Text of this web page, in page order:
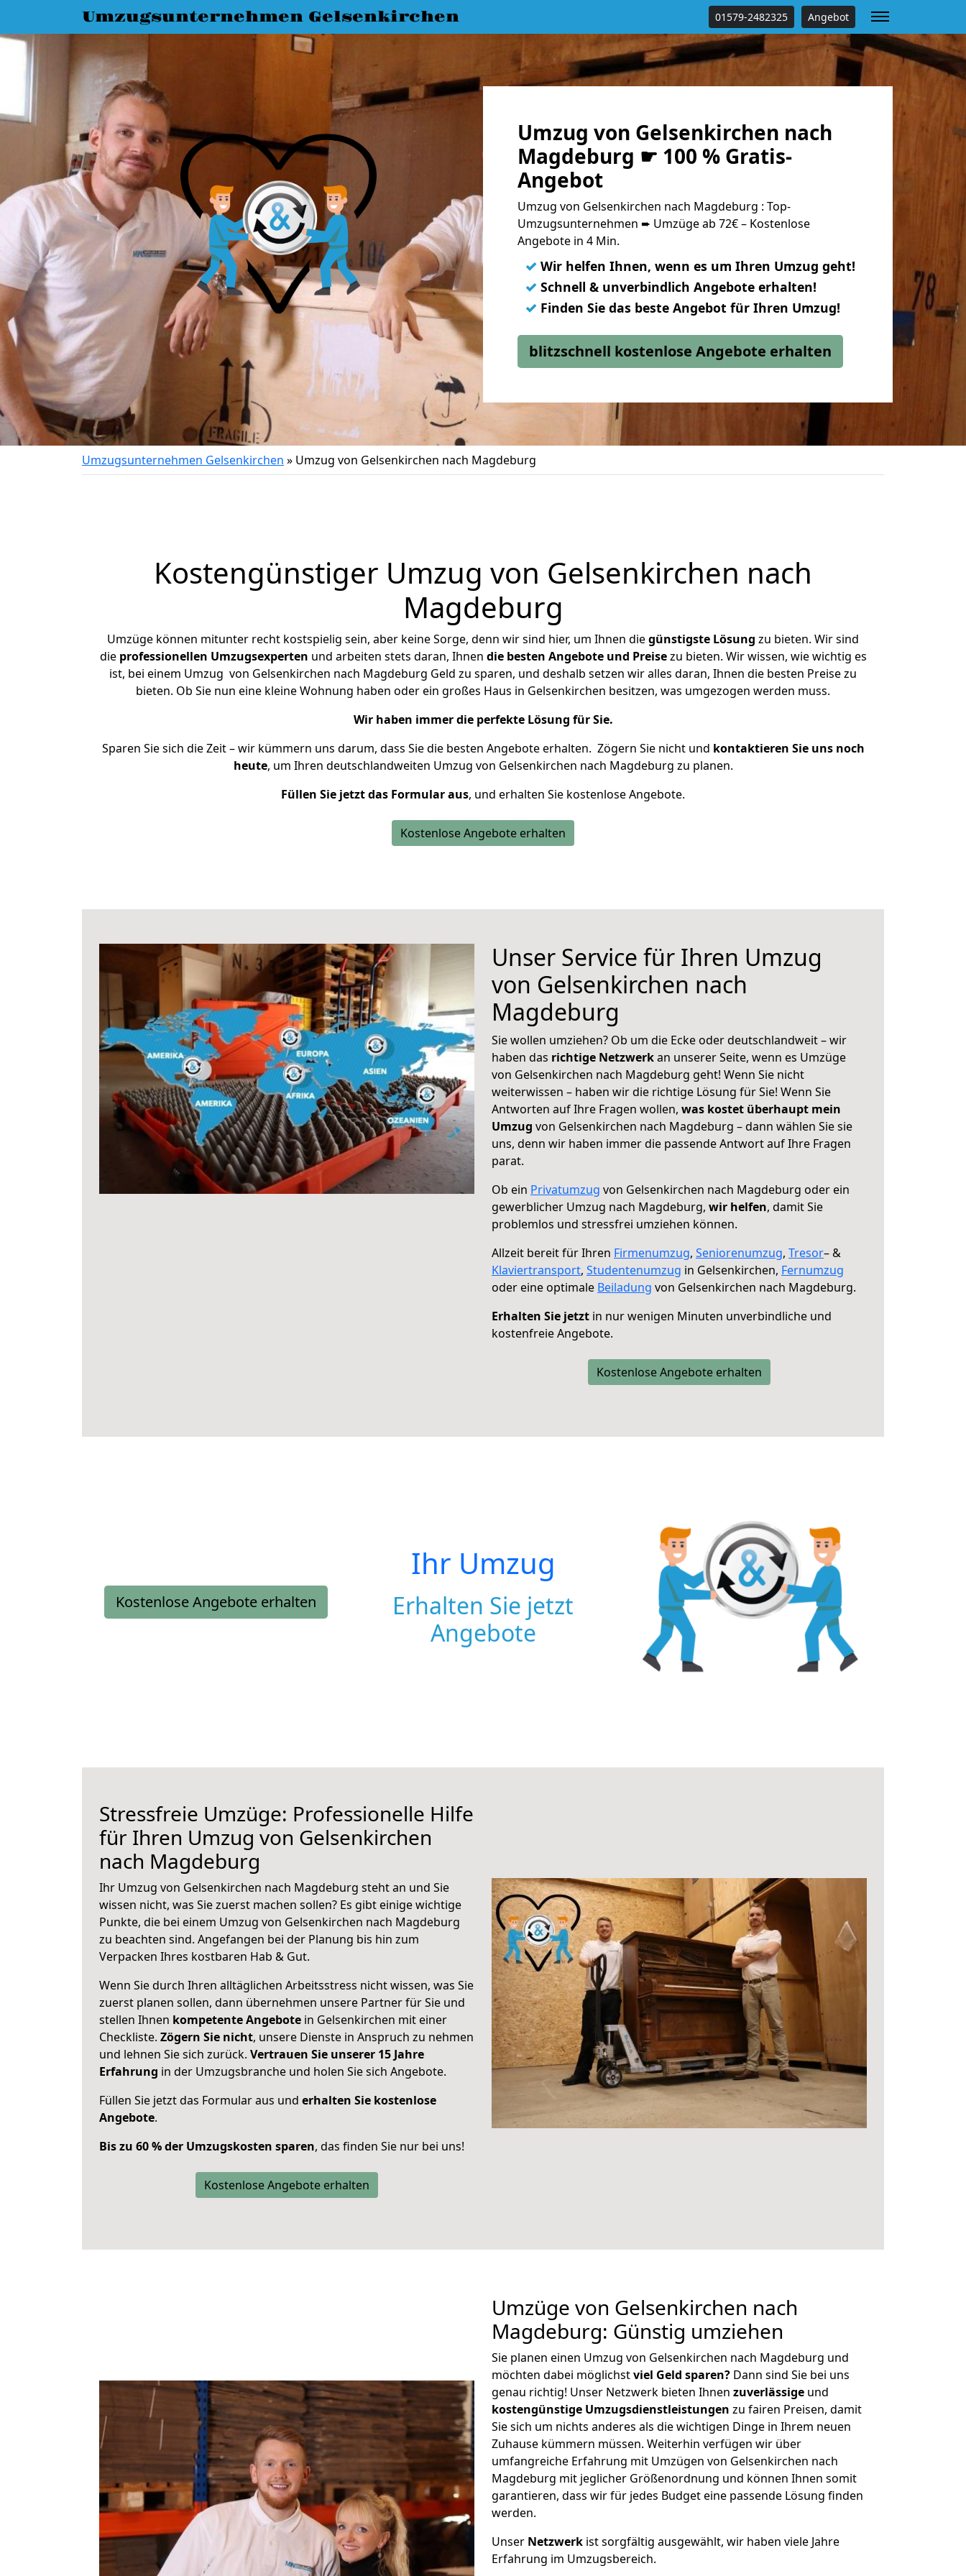
Umzugsunternehmen Gelsenkirchen 01579-2482325 Angebot
Umzug von Gelsenkirchen nach
Magdeburg ☛ 100 % Gratis-
Angebot
Umzug von Gelsenkirchen nach Magdeburg : Top-
Umzugsunternehmen ➨ Umzüge ab 72€ – Kostenlose
Angebote in 4 Min.
✓ Wir helfen Ihnen, wenn es um Ihren Umzug geht!
✓ Schnell & unverbindlich Angebote erhalten!
✓ Finden Sie das beste Angebot für Ihren Umzug!
blitzschnell kostenlose Angebote erhalten
Umzugsunternehmen Gelsenkirchen » Umzug von Gelsenkirchen nach Magdeburg
Kostengünstiger Umzug von Gelsenkirchen nach
Magdeburg
Umzüge können mitunter recht kostspielig sein, aber keine Sorge, denn wir sind hier, um Ihnen diegünstigste Lösung zu bieten. Wir sind
die professionellen Umzugsexperten und arbeiten stets daran, Ihnen die besten Angebote und Preisezu bieten. Wir wissen, wie wichtig es
ist, bei einem Umzug von Gelsenkirchen nach Magdeburg Geld zu sparen, und deshalb setzen wir alles daran, Ihnen die besten Preise zu
bieten. Ob Sie nun eine kleine Wohnung haben oder ein großes Haus in Gelsenkirchen besitzen, was umgezogen werden muss.
Wir haben immer die perfekte Lösung für Sie.
Sparen Sie sich die Zeit – wir kümmern uns darum, dass Sie die besten Angebote erhalten. Zögern Sie nicht und kontaktieren Sie uns noch
heute, um Ihren deutschlandweiten Umzug von Gelsenkirchen nach Magdeburg zu planen.
Füllen Sie jetzt das Formular aus, und erhalten Sie kostenlose Angebote.
Kostenlose Angebote erhalten
Unser Service für Ihren Umzug
von Gelsenkirchen nach
Magdeburg
Sie wollen umziehen? Ob um die Ecke oder deutschlandweit – wir
haben das richtige Netzwerkan unserer Seite, wenn es Umzüge
von Gelsenkirchen nach Magdeburg geht! Wenn Sie nicht
weiterwissen – haben wir die richtige Lösung für Sie! Wenn Sie
Antworten auf Ihre Fragen wollen, was kostet überhaupt mein
Umzug von Gelsenkirchen nach Magdeburg – dann wählen Sie sie
uns, denn wir haben immer die passende Antwort auf Ihre Fragen
parat.
Ob ein Privatumzug von Gelsenkirchen nach Magdeburg oder ein
gewerblicher Umzug nach Magdeburg, wir helfen, damit Sie
problemlos und stressfrei umziehen können.
Allzeit bereit für Ihren Firmenumzug, Seniorenumzug, Tresor– &
Klaviertransport, Studentenumzug in Gelsenkirchen, Fernumzug
oder eine optimale Beiladung von Gelsenkirchen nach Magdeburg.
Erhalten Sie jetzt in nur wenigen Minuten unverbindliche und
kostenfreie Angebote.
Kostenlose Angebote erhalten
Kostenlose Angebote erhalten
Ihr Umzug
Erhalten Sie jetzt
Angebote
Stressfreie Umzüge: Professionelle Hilfe
für Ihren Umzug von Gelsenkirchen
nach Magdeburg
Ihr Umzug von Gelsenkirchen nach Magdeburg steht an und Sie
wissen nicht, was Sie zuerst machen sollen? Es gibt einige wichtige
Punkte, die bei einem Umzug von Gelsenkirchen nach Magdeburg
zu beachten sind. Angefangen bei der Planung bis hin zum
Verpacken Ihres kostbaren Hab & Gut.
Wenn Sie durch Ihren alltäglichen Arbeitsstress nicht wissen, was Sie
zuerst planen sollen, dann übernehmen unsere Partner für Sie und
stellen Ihnen kompetente Angebote in Gelsenkirchen mit einer
Checkliste. Zögern Sie nicht, unsere Dienste in Anspruch zu nehmen
und lehnen Sie sich zurück. Vertrauen Sie unserer 15 Jahre
Erfahrung in der Umzugsbranche und holen Sie sich Angebote.
Füllen Sie jetzt das Formular aus und erhalten Sie kostenlose
Angebote.
Bis zu 60 % der Umzugskosten sparen, das finden Sie nur bei uns!
Kostenlose Angebote erhalten
Umzüge von Gelsenkirchen nach
Magdeburg: Günstig umziehen
Sie planen einen Umzug von Gelsenkirchen nach Magdeburg und
möchten dabei möglichstviel Geld sparen? Dann sind Sie bei uns
genau richtig! Unser Netzwerk bieten Ihnen zuverlässige und
kostengünstige Umzugsdienstleistungen zu fairen Preisen, damit
Sie sich um nichts anderes als die wichtigen Dinge in Ihrem neuen
Zuhause kümmern müssen. Weiterhin verfügen wir über
umfangreiche Erfahrung mit Umzügen von Gelsenkirchen nach
Magdeburg mit jeglicher Größenordnung und können Ihnen somit
garantieren, dass wir für jedes Budget eine passende Lösung finden
werden.
Unser Netzwerk ist sorgfältig ausgewählt, wir haben viele Jahre
Erfahrung im Umzugsbereich.